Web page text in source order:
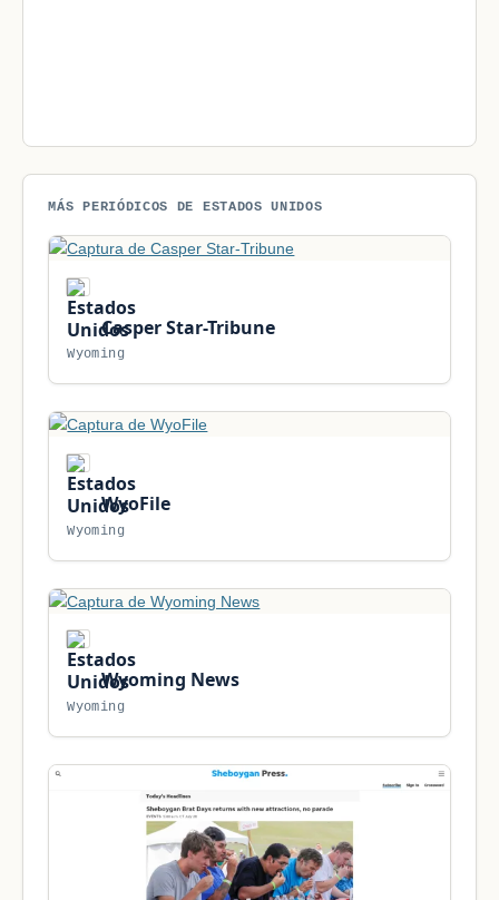
MÁS PERIÓDICOS DE ESTADOS UNIDOS
Casper Star-Tribune
Wyoming
WyoFile
Wyoming
Wyoming News
Wyoming